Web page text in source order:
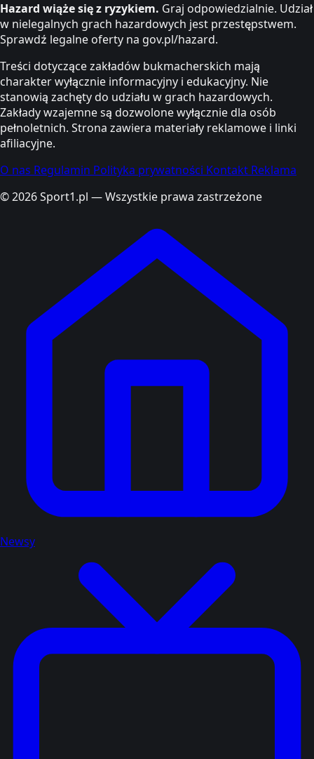
Hazard wiąże się z ryzykiem. Graj odpowiedzialnie. Udział
w nielegalnych grach hazardowych jest przestępstwem.
Sprawdź legalne oferty na gov.pl/hazard.
Treści dotyczące zakładów bukmacherskich mają
charakter wyłącznie informacyjny i edukacyjny. Nie
stanowią zachęty do udziału w grach hazardowych.
Zakłady wzajemne są dozwolone wyłącznie dla osób
pełnoletnich. Strona zawiera materiały reklamowe i linki
afiliacyjne.
O nas Regulamin Polityka prywatności Kontakt Reklama
© 2026 Sport1.pl — Wszystkie prawa zastrzeżone
Newsy